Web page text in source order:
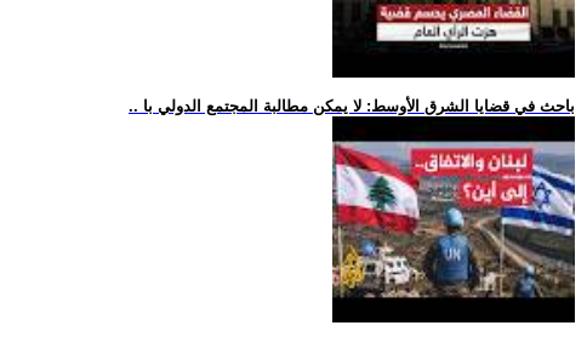
.. باحث في قضايا الشرق الأوسط: لا يمكن مطالبة المجتمع الدولي با